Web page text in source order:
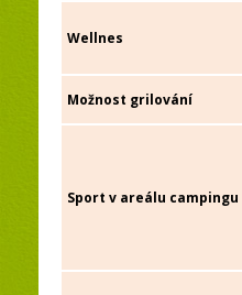
Wellnes
Možnost grilování
Sport v areálu campingu